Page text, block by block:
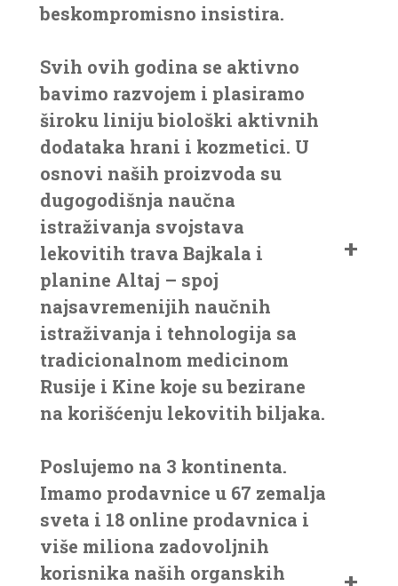
beskompromisno insistira.
Svih ovih godina se aktivno
bavimo razvojem i plasiramo
široku liniju biološki aktivnih
dodataka hrani i kozmetici. U
osnovi naših proizvoda su
dugogodišnja naučna
istraživanja svojstava
lekovitih trava Bajkala i
planine Altaj – spoj
najsavremenijih naučnih
istraživanja i tehnologija sa
tradicionalnom medicinom
Rusije i Kine koje su bezirane
na korišćenju lekovitih biljaka.
Poslujemo na 3 kontinenta.
Imamo prodavnice u 67 zemalja
sveta i 18 online prodavnica i
više miliona zadovoljnih
korisnika naših organskih